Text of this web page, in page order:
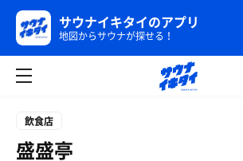
サウナイキタイのアプリ
地図からサウナが探せる！
飲食店
盛盛亭